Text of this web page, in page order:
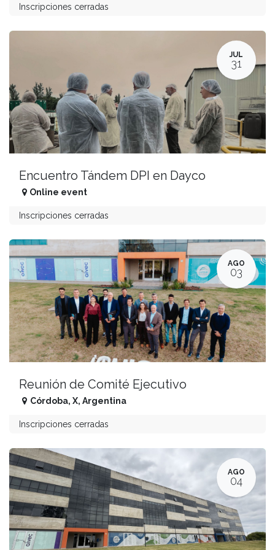
Inscripciones cerradas
JUL
31
Encuentro Tándem DPI en Dayco
Online event
Inscripciones cerradas
AGO
03
Reunión de Comité Ejecutivo
Córdoba, X, Argentina
Inscripciones cerradas
AGO
04